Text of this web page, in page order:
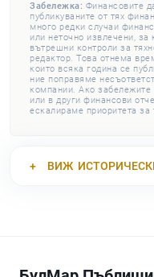
Забележка: Финансовите
публикуваните от тях
много редки случаи
или неточно извлечени,
вътрешни контроли за
редактор. Това отнема
които всяка година се
ние поправяме
компании. Ако забележите
или в други финансови
ескалираме приоритета за
ВИЖ